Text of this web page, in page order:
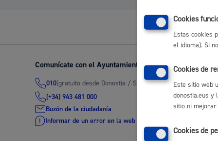
Seguridad ciudadana y emergencias
Salud Pública, animales y consumo
Comunícate con el Ayuntamiento de Donostia / San
010(gratuito desde Donostia / San Sebastián)
(+34) 943 481 000
Buzón de la ciudadanía
Informar de un error en la web
Cookies
Estas cookies
el idioma). Si
Cookies de
Este sitio web
donostia.eus y
sitio ni mejorar
Cookies de